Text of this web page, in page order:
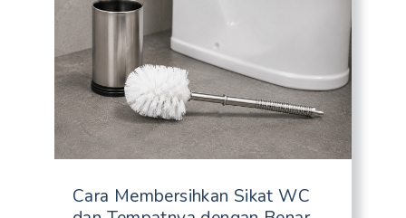
Cara Membersihkan Sikat WC